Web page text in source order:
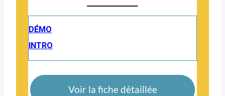
DÉMO
INTRO
Voir la fiche détaillée